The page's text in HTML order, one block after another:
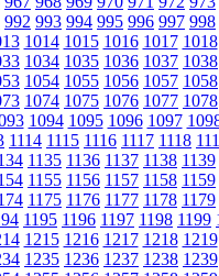
992 993 994 995 996 997 998
1014 1015 1016 1017 1018
1034 1035 1036 1037 1038
1054 1055 1056 1057 1058
1074 1075 1076 1077 1078
1094 1095 1096 1097
1114 1115 1116 1117 1118
1135 1136 1137 1138 1139
1155 1156 1157 1158 1159
1175 1176 1177 1178 1179
1195 1196 1197 1198 1199
1215 1216 1217 1218 1219
1235 1236 1237 1238 1239